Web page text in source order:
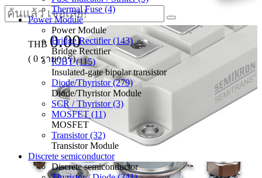
THB 0.00
( 0 รายการ)
Thermal Fuse (4)
Power Module
Power Module
Bridge Rectifier (143)
Bridge Rectifier
IGBT (115)
Insulated-gate bipolar transistor
Diode/Thyristor (279)
Diode/Thyristor Module
SCR / Thyristor (3)
MOSFET (11)
MOSFET
Transistor (32)
Transistor Module
Discrete semiconductor
Discrete semiconductor